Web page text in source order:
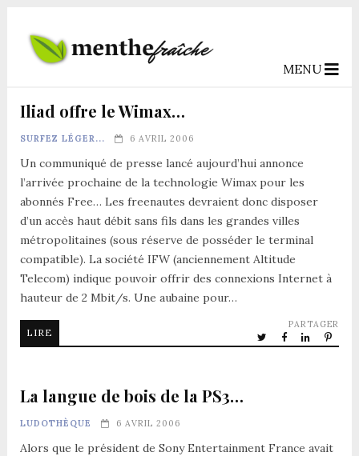
MENU
Iliad offre le Wimax…
SURFEZ LÉGER... 6 AVRIL 2006
Un communiqué de presse lancé aujourd’hui annonce
l’arrivée prochaine de la technologie Wimax pour les
abonnés Free… Les freenautes devraient donc disposer
d’un accès haut débit sans fils dans les grandes villes
métropolitaines (sous réserve de posséder le terminal
compatible). La société IFW (anciennement Altitude
Telecom) indique pouvoir offrir des connexions Internet à
hauteur de 2 Mbit/s. Une aubaine pour…
LIRE
PARTAGER
La langue de bois de la PS3…
LUDOTHÈQUE 6 AVRIL 2006
Alors que le président de Sony Entertainment France avait